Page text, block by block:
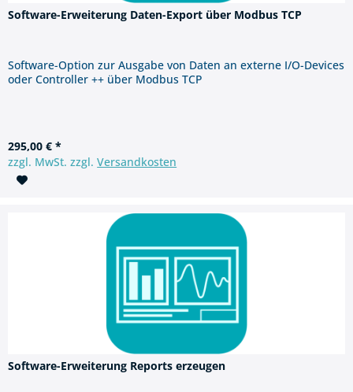
Software-Erweiterung Daten-Export über Modbus TCP
Software-Option zur Ausgabe von Daten an externe I/O-Devices
oder Controller ++ über Modbus TCP
295,00 € *
zzgl. MwSt. zzgl.Versandkosten
Software-Erweiterung Reports erzeugen